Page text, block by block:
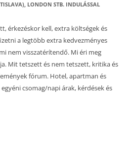
LONDON STB. INDULÁSSAL
érkezéskor kell, extra költségek és
a legtöbb extra kedvezményes
nem visszatérítendő. Mi éri meg
Mit tetszett és nem tetszett, kritika és
fórum. Hotel, apartman és
csomag/napi árak, kérdések és